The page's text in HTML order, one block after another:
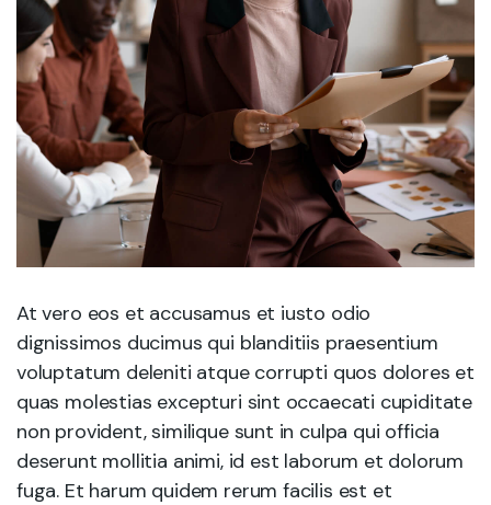
At vero eos et accusamus et iusto odio
dignissimos ducimus qui blanditiis praesentium
voluptatum deleniti atque corrupti quos dolores et
quas molestias excepturi sint occaecati cupiditate
non provident, similique sunt in culpa qui officia
deserunt mollitia animi, id est laborum et dolorum
fuga. Et harum quidem rerum facilis est et